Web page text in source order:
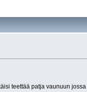
teettää patja vaunuun jossa